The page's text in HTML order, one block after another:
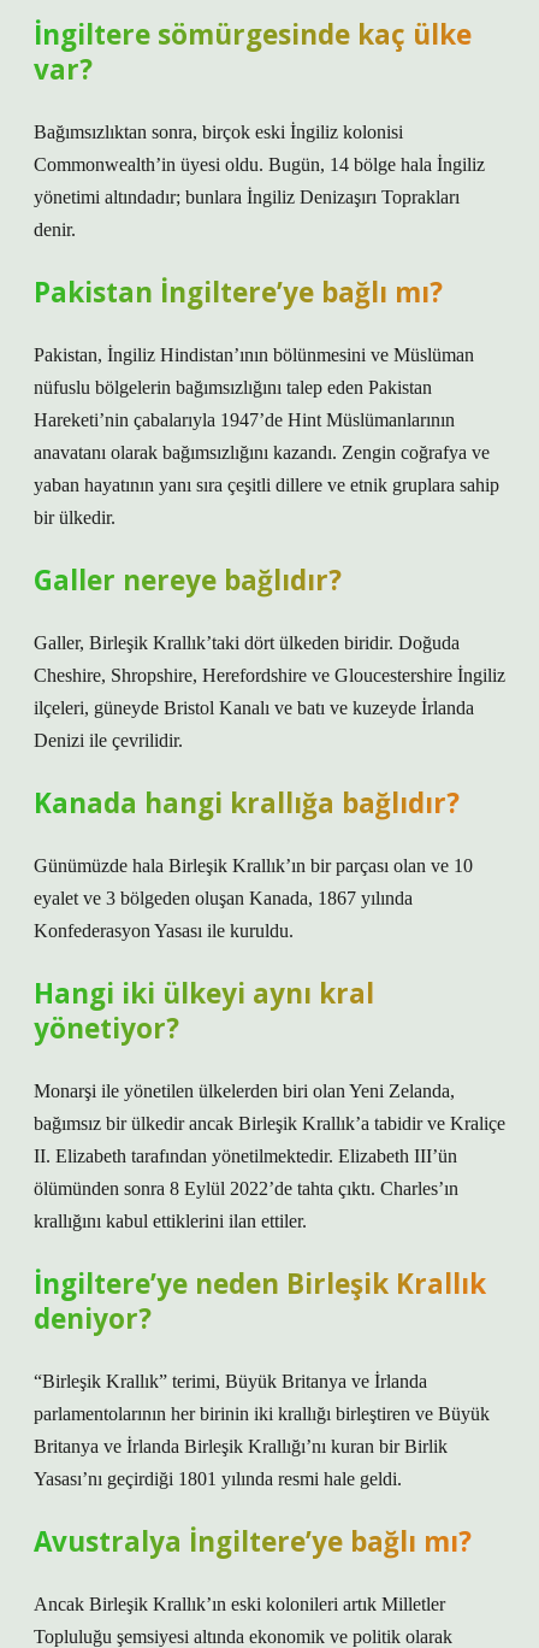
İngiltere sömürgesinde kaç ülke
var?
Bağımsızlıktan sonra, birçok eski İngiliz kolonisi
Commonwealth’in üyesi oldu. Bugün, 14 bölge hala İngiliz
yönetimi altındadır; bunlara İngiliz Denizaşırı Toprakları
denir.
Pakistan İngiltere’ye bağlı mı?
Pakistan, İngiliz Hindistan’ının bölünmesini ve Müslüman
nüfuslu bölgelerin bağımsızlığını talep eden Pakistan
Hareketi’nin çabalarıyla 1947’de Hint Müslümanlarının
anavatanı olarak bağımsızlığını kazandı. Zengin coğrafya ve
yaban hayatının yanı sıra çeşitli dillere ve etnik gruplara sahip
bir ülkedir.
Galler nereye bağlıdır?
Galler, Birleşik Krallık’taki dört ülkeden biridir. Doğuda
Cheshire, Shropshire, Herefordshire ve Gloucestershire İngiliz
ilçeleri, güneyde Bristol Kanalı ve batı ve kuzeyde İrlanda
Denizi ile çevrilidir.
Kanada hangi krallığa bağlıdır?
Günümüzde hala Birleşik Krallık’ın bir parçası olan ve 10
eyalet ve 3 bölgeden oluşan Kanada, 1867 yılında
Konfederasyon Yasası ile kuruldu.
Hangi iki ülkeyi aynı kral
yönetiyor?
Monarşi ile yönetilen ülkelerden biri olan Yeni Zelanda,
bağımsız bir ülkedir ancak Birleşik Krallık’a tabidir ve Kraliçe
II. Elizabeth tarafından yönetilmektedir. Elizabeth III’ün
ölümünden sonra 8 Eylül 2022’de tahta çıktı. Charles’ın
krallığını kabul ettiklerini ilan ettiler.
İngiltere’ye neden Birleşik Krallık
deniyor?
“Birleşik Krallık” terimi, Büyük Britanya ve İrlanda
parlamentolarının her birinin iki krallığı birleştiren ve Büyük
Britanya ve İrlanda Birleşik Krallığı’nı kuran bir Birlik
Yasası’nı geçirdiği 1801 yılında resmi hale geldi.
Avustralya İngiltere’ye bağlı mı?
Ancak Birleşik Krallık’ın eski kolonileri artık Milletler
Topluluğu şemsiyesi altında ekonomik ve politik olarak